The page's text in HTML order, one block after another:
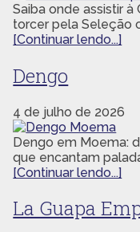
Saiba onde assistir
torcer pela Seleção
[Continuar lendo...]
Dengo
4 de julho de 2026
Dengo em Moema:
que encantam
[Continuar lendo...]
La Guapa